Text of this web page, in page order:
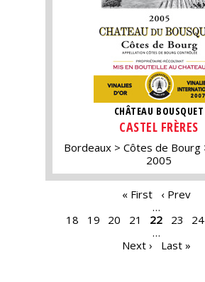
CHÂTEAU BOUSQUET
CASTEL FRÈRES
Bordeaux Côtes de Bourg
2005
« First
‹ Prev
…
18
19 20 21 22 23 24
…
Next ›
Last »